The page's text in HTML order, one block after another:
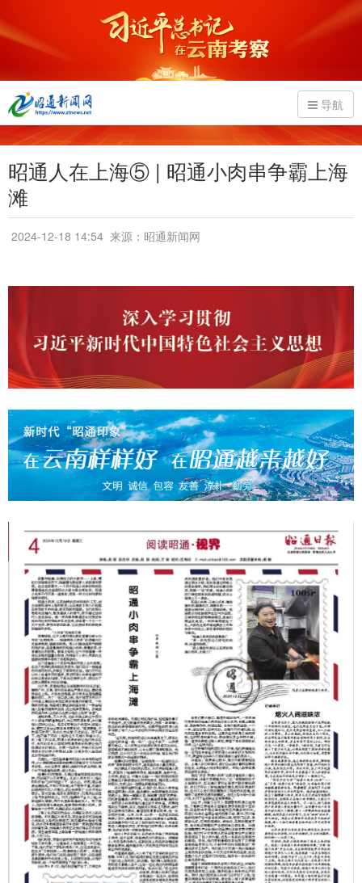
导航
昭通人在上海⑤ | 昭通小肉串争霸上海
滩
2024-12-18 14:54 来源：昭通新闻网